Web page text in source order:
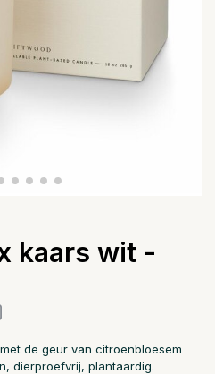
kaars wit -
de geur van citroenbloesem
dierproefvrij, plantaardig.